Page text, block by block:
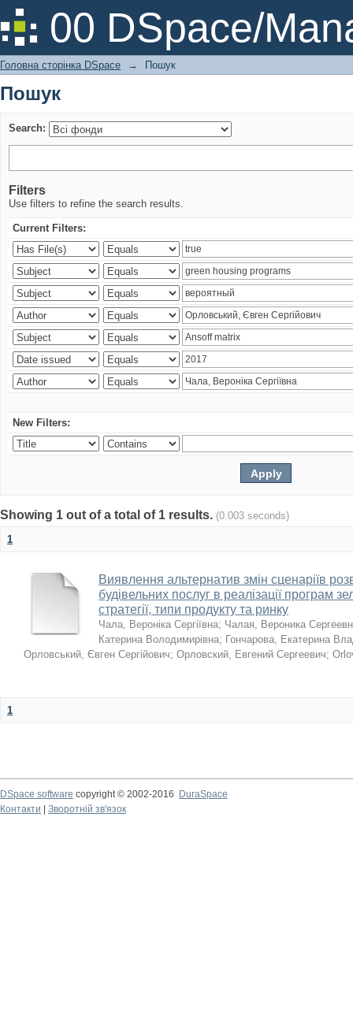
00 DSpace/
Пошук
Головна сторінка DSpace → Пошук
Пошук
Search:
Filters
Use filters to refine the search results.
Current Filters:
New Filters:
Showing 1 out of a total of 1 results. (0.003 seconds)
1
Виявлення альтернатив змін сценаріїв
будівельних послуг в реалізації програм
стратегії, типи продукту та ринку
Чала, Вероніка Сергіївна; Чалая, Вероника
Катерина Володимирівна; Гончарова, Екатерина
Орловський, Євген Сергійович; Орловский, Евгений Сергеевич;
1
DSpace software copyright © 2002-2016
DuraSpace
Контакти
Зворотній зв'язок